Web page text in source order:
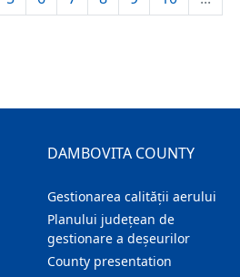
DAMBOVITA COUNTY
Gestionarea calității aerului
Planului județean de
gestionare a deșeurilor
County presentation